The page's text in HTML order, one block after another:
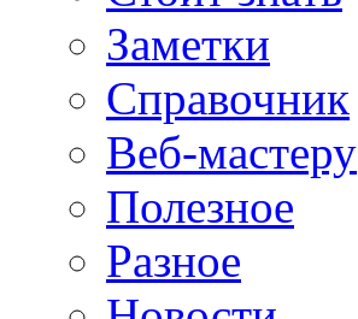
Заметки
Справочник
Веб-мастеру
Полезное
Разное